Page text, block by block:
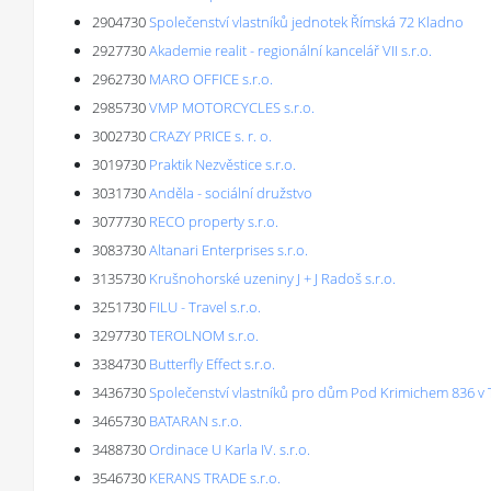
2904730Společenství vlastníků jednotek Římská 72 Kladno
2927730Akademie realit - regionální kancelář VII s.r.o.
2962730 MARO OFFICE s.r.o.
2985730VMP MOTORCYCLES s.r.o.
3002730CRAZY PRICE s. r. o.
3019730 Praktik Nezvěstice s.r.o.
3031730Anděla - sociální družstvo
3077730 RECO property s.r.o.
3083730Altanari Enterprises s.r.o.
3135730 Krušnohorské uzeniny J + J Radoš s.r.o.
3251730 FILU - Travel s.r.o.
3297730TEROLNOM s.r.o.
3384730 Butterfly Effect s.r.o.
3436730Společenství vlastníků pro dům Pod Krimichem 836 v
3465730 BATARAN s.r.o.
3488730Ordinace U Karla IV. s.r.o.
3546730 KERANS TRADE s.r.o.